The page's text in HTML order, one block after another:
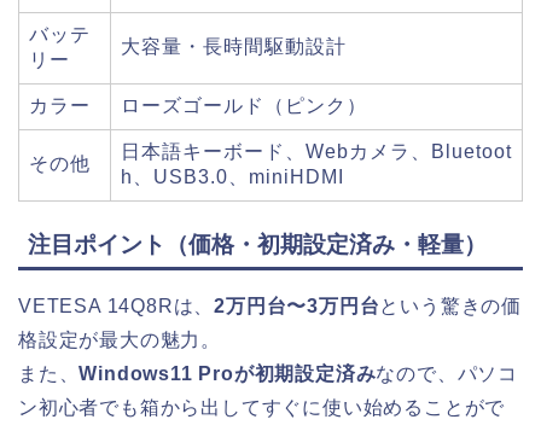
バッテ
リー
大容量・長時間駆動設計
カラー ローズゴールド（ピンク）
その他
日本語キーボード、Webカメラ、Bluetoot
h、USB3.0、miniHDMI
注目ポイント（価格・初期設定済み・軽量）
VETESA 14Q8Rは、2万円台〜3万円台という驚きの価
格設定が最大の魅力。
また、Windows11 Proが初期設定済みなので、パソコ
ン初心者でも箱から出してすぐに使い始めることがで